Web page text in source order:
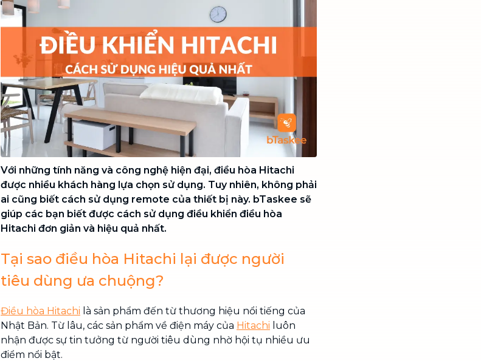
Chuyển nhà trọn gói, không lo dọn
dẹp nơi đi nơi đến
Vệ sinh công nghiệp NEW
Vệ sinh chuyên nghiệp cho văn
phòng, nhà xưởng, công trình lớn
Với những tính năng và công nghệ hiện đại, điều hòa Hitachi
được nhiều khách hàng lựa chọn sử dụng. Tuy nhiên, không phải
ai cũng biết cách sử dụng remote của thiết bị này. bTaskee sẽ
giúp các bạn biết được cách sử dụng điều khiển điều hòa
Hitachi đơn giản và hiệu quả nhất.
Tại sao điều hòa Hitachi lại được người
tiêu dùng ưa chuộng?
Điều hòa Hitachi là sản phẩm đến từ thương hiệu nổi tiếng của
Nhật Bản. Từ lâu, các sản phẩm về điện máy của Hitachi luôn
nhận được sự tin tưởng từ người tiêu dùng nhờ hội tụ nhiều ưu
điểm nổi bật.